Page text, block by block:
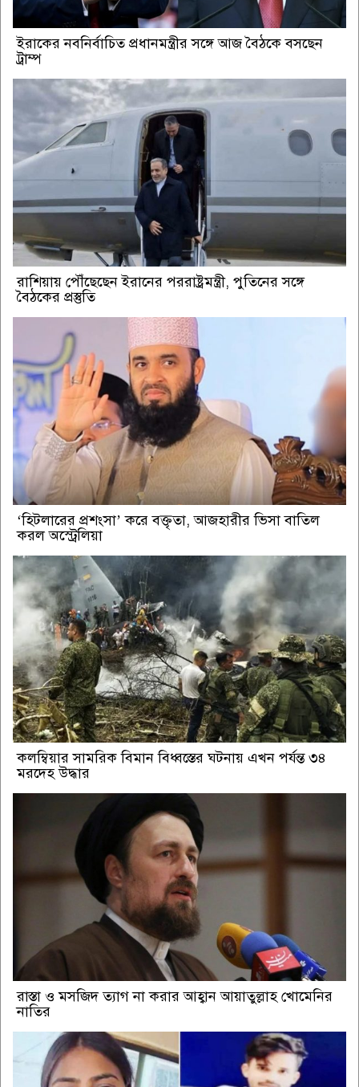
ইরাকের নবনির্বাচিত প্রধানমন্ত্রীর সঙ্গে আজ বৈঠকে বসছেন
ট্রাম্প
রাশিয়ায় পৌঁছেছেন ইরানের পররাষ্ট্রমন্ত্রী, পুতিনের সঙ্গে
বৈঠকের প্রস্তুতি
‘হিটলারের প্রশংসা’ করে বক্তৃতা, আজহারীর ভিসা বাতিল
করল অস্ট্রেলিয়া
কলম্বিয়ার সামরিক বিমান বিধ্বস্তের ঘটনায় এখন পর্যন্ত ৩৪
মরদেহ উদ্ধার
রাস্তা ও মসজিদ ত্যাগ না করার আহ্বান আয়াতুল্লাহ খোমেনির
নাতির